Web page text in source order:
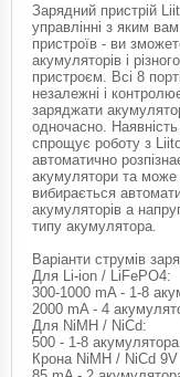
Зарядний пристрій
управлінні з яким
пристроїв - ви
акумуляторів і
пристроєм. Всі 8
незалежні і
заряджати
одночасно. Наявність
спрощує роботу з
автоматично
акумулятори та може
вибирається
акумуляторів а
типу акумулятора.
Варіанти струмів
Для Li-ion / LiFePO4:
300-1000 mA - 1-8
2000 mA - 4
Для NiMH / NiCd:
500 - 1-8 акумулятора.
Крона NiMH / NiCd 9V